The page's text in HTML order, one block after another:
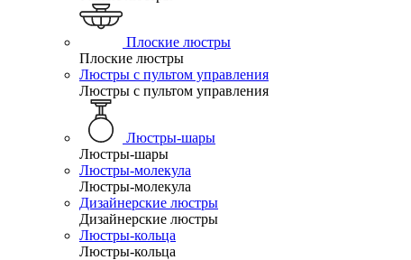
Плоские люстры
Плоские люстры
Люстры с пультом управления
Люстры с пультом управления
Люстры-шары
Люстры-шары
Люстры-молекула
Люстры-молекула
Дизайнерские люстры
Дизайнерские люстры
Люстры-кольца
Люстры-кольца